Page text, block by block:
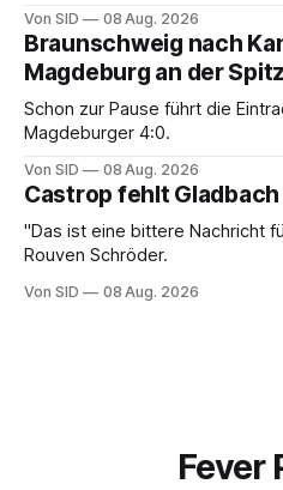
Von SID 08 Aug. 2026
Braunschweig nach
Magdeburg an der
Schon zur Pause führt die
Magdeburger 4:0.
Von SID 08 Aug. 2026
Castrop fehlt
"Das ist eine bittere Nachricht
Rouven Schröder.
Von SID 08 Aug. 2026
Fever